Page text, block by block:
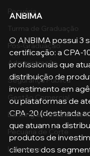
Pecuária
Turma de Graduação
Pós-Graduação
Administração
Segurança Publica
Gestão Comercial
Banking e Mercado de
Pecuária de Corte
Liderança
ANBIMA
O ANBIMA possui 3
certificação: a CPA-
profissionais que
distribuição de
investimento em
ou plataformas de
CPA-20 (destinada
que atuam na
produtos de
clientes dos